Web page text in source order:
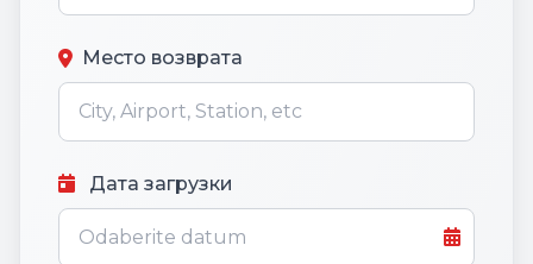
Место возврата
Дата загрузки